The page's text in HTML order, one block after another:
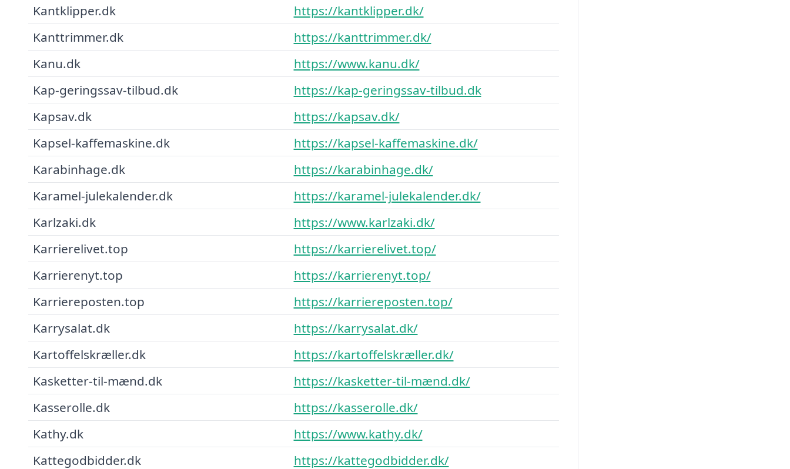
Kantklipper.dk
https://kantklipper.dk/
Kanttrimmer.dk
https://kanttrimmer.dk/
Kanu.dk
https://www.kanu.dk/
Kap-geringssav-tilbud.dk
https://kap-geringssav-tilbud.dk
Kapsav.dk
https://kapsav.dk/
Kapsel-kaffemaskine.dk
https://kapsel-kaffemaskine.dk/
Karabinhage.dk
https://karabinhage.dk/
Karamel-julekalender.dk
https://karamel-julekalender.dk/
Karlzaki.dk
https://www.karlzaki.dk/
Karrierelivet.top
https://karrierelivet.top/
Karrierenyt.top
https://karrierenyt.top/
Karriereposten.top
https://karriereposten.top/
Karrysalat.dk
https://karrysalat.dk/
Kartoffelskræller.dk
https://kartoffelskræller.dk/
Kasketter-til-mænd.dk
https://kasketter-til-mænd.dk/
Kasserolle.dk
https://kasserolle.dk/
Kathy.dk
https://www.kathy.dk/
Kattegodbidder.dk
https://kattegodbidder.dk/